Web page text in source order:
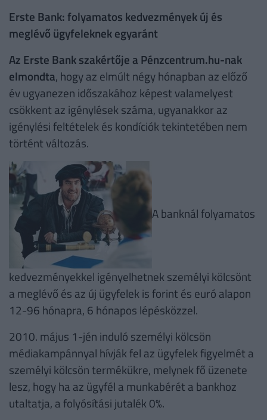
Erste Bank: folyamatos kedvezmények új és
meglévő ügyfeleknek egyaránt
Az Erste Bank szakértője a Pénzcentrum.hu-nak
elmondta, hogy az elmúlt négy hónapban az előző
év ugyanezen időszakához képest valamelyest
csökkent az igénylések száma, ugyanakkor az
igénylési feltételek és kondíciók tekintetében nem
történt változás.
A banknál folyamatos
kedvezményekkel igényelhetnek személyi kölcsönt
a meglévő és az új ügyfelek is forint és euró alapon
12-96 hónapra, 6 hónapos lépésközzel.
2010. május 1-jén induló személyi kölcsön
médiakampánnyal hívják fel az ügyfelek figyelmét a
személyi kölcsön termékükre, melynek fő üzenete
lesz, hogy ha az ügyfél a munkabérét a bankhoz
utaltatja, a folyósítási jutalék 0%.